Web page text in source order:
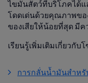
ไขมันสัตว์ที่บริโภคได้แ
โดดเด่นด้วยคุณภาพข
ของเสียให้น้อยที่สุด มี
เรียนรู้เพิ่มเติมเกี่ยวกับ
การกลั่นน้ำมันสำห